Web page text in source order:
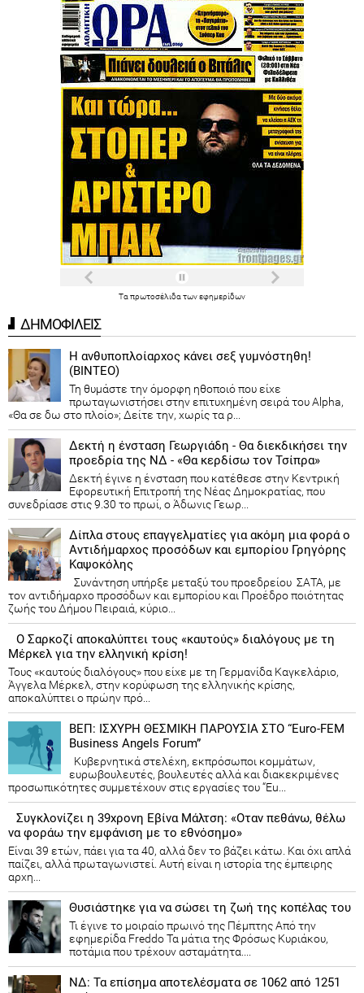
Τα πρωτοσέλιδα τωνεφημερίδων
ΔΗΜΟΦΙΛΕΙΣ
Η ανθυποπλοίαρχος κάνει σεξ γυμνόστηθη!
(ΒΙΝΤΕΟ)
Τη θυμάστε την όμορφη ηθοποιό που είχε
πρωταγωνιστήσει στην επιτυχημένη σειρά του Alpha,
«Θα σε δω στο πλοίο»; Δείτε την, χωρίς τα ρ...
Δεκτή η ένσταση Γεωργιάδη - Θα διεκδικήσει την
προεδρία της ΝΔ - «Θα κερδίσω τον Τσίπρα»
Δεκτή έγινε η ένσταση που κατέθεσε στην Κεντρική
Εφορευτική Επιτροπή της Νέας Δημοκρατίας, που
συνεδρίασε στις 9.30 το πρωί, ο Άδωνις Γεωρ...
Δίπλα στους επαγγελματίες για ακόμη μια φορά ο
Αντιδήμαρχος προσόδων και εμπορίου Γρηγόρης
Καψοκόλης
Συνάντηση υπήρξε μεταξύ του προεδρείου ΣΑΤΑ, με
τον αντιδήμαρχο προσόδων και εμπορίου και Προέδρο ποιότητας
ζωής του Δήμου Πειραιά, κύριο...
Ο Σαρκοζί αποκαλύπτει τους «καυτούς» διαλόγους με τη
Μέρκελ για την ελληνική κρίση!
Τους «καυτούς διαλόγους» που είχε με τη Γερμανίδα Καγκελάριο,
Άγγελα Μέρκελ, στην κορύφωση της ελληνικής κρίσης,
αποκαλύπτει ο πρώην πρό...
ΒΕΠ: ΙΣΧΥΡΗ ΘΕΣΜΙΚΗ ΠΑΡΟΥΣΙΑ ΣΤΟ “Euro-FEM
Business Angels Forum”
Κυβερνητικά στελέχη, εκπρόσωποι κομμάτων,
ευρωβουλευτές, βουλευτές αλλά και διακεκριμένες
προσωπικότητες συμμετέχουν στις εργασίες του “Eu...
Συγκλονίζει η 39χρονη Εβίνα Μάλτση: «Οταν πεθάνω, θέλω
να φοράω την εμφάνιση με το εθνόσημο»
Είναι 39 ετών, πάει για τα 40, αλλά δεν το βάζει κάτω. Και όχι απλά
παίζει, αλλά πρωταγωνιστεί. Αυτή είναι η ιστορία της έμπειρης
αρχη...
Θυσιάστηκε για να σώσει τη ζωή της κοπέλας του
Τι έγινε το μοιραίο πρωινό της Πέμπτης Από την
εφημερίδα Freddo Τα μάτια της Φρόσως Κυριάκου,
ποτάμια που τρέχουν ασταμάτητα....
ΝΔ: Τα επίσημα αποτελέσματα σε 1062 από 1251